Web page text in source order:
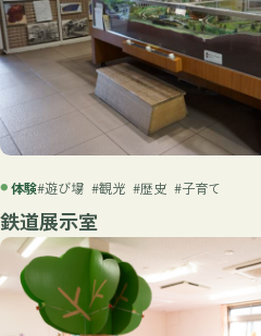
鉄道展示室
体験#遊び場 #観光 #歴史 #子育て